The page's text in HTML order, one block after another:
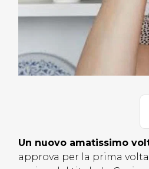
Un nuovo amatissimo
approva per la prima